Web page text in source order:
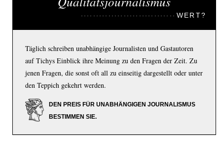
WERT?
Täglich schreiben unabhängige Journalisten und Gastautoren
auf Tichys Einblick ihre Meinung zu den Fragen der Zeit. Zu
jenen Fragen, die sonst oft all zu einseitig dargestellt oder unter
den Teppich gekehrt werden.
DEN PREIS FÜR UNABHÄNGIGEN JOURNALISMUS
BESTIMMEN SIE.